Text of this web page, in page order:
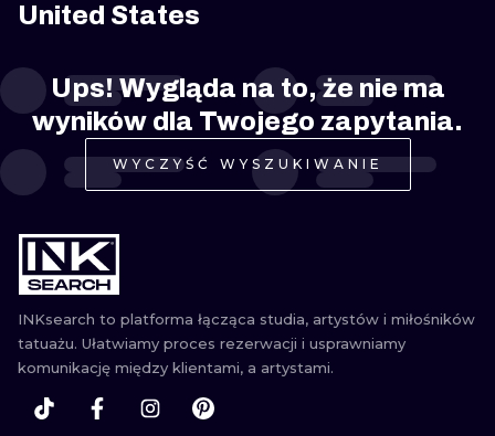
BERLIN
AMSTERDAM EDYNBURG
PRAGA LONDYN
TRIBAL
RYCINOWE
United States
Ups! Wygląda na to, że nie ma
wyników dla Twojego zapytania.
WYCZYŚĆ WYSZUKIWANIE
INKsearch to platforma łącząca studia, artystów i miłośników
tatuażu. Ułatwiamy proces rezerwacji i usprawniamy
komunikację między klientami, a artystami.